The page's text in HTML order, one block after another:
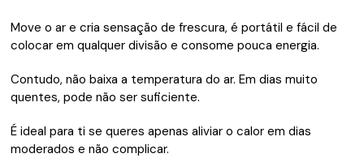
Move o ar e cria sensação de frescura, é portátil e fácil de
colocar em qualquer divisão e consome pouca energia.
Contudo, não baixa a temperatura do ar. Em dias muito
quentes, pode não ser suficiente.
É ideal para ti se queres apenas aliviar o calor em dias
moderados e não complicar.